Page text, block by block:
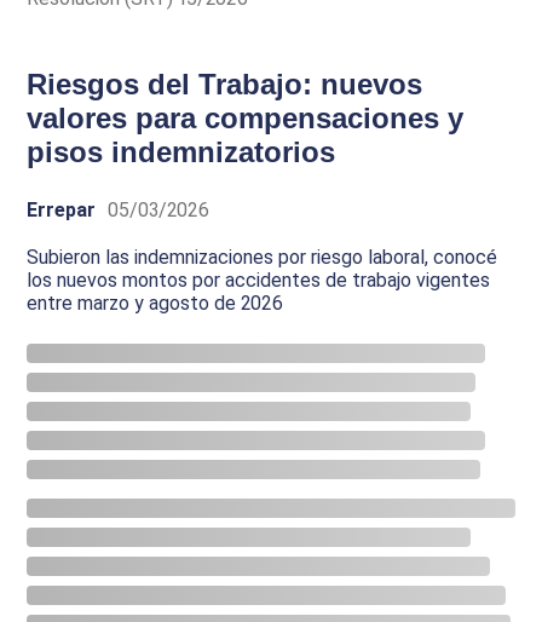
Riesgos del Trabajo: nuevos
valores para compensaciones y
pisos indemnizatorios
Errepar 05/03/2026
Subieron las indemnizaciones por riesgo laboral, conocé
los nuevos montos por accidentes de trabajo vigentes
entre marzo y agosto de 2026